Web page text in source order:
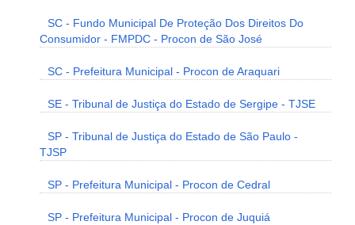
SC - Fundo Municipal De Proteção Dos Direitos Do
Consumidor - FMPDC - Procon de São José
SC - Prefeitura Municipal - Procon de Araquari
SE - Tribunal de Justiça do Estado de Sergipe - TJSE
SP - Tribunal de Justiça do Estado de São Paulo -
TJSP
SP - Prefeitura Municipal - Procon de Cedral
SP - Prefeitura Municipal - Procon de Juquiá